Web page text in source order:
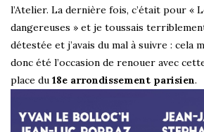
l’Atelier. La dernière fois, c’était pour «
dangereuses » et je toussais
détestée et j’avais du mal à suivre : cela
donc été l’occasion de renouer avec
place du 18e arrondissement parisien.